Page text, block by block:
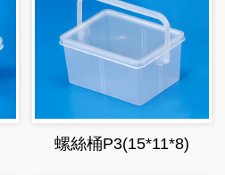
螺絲桶P3(15*11*8)